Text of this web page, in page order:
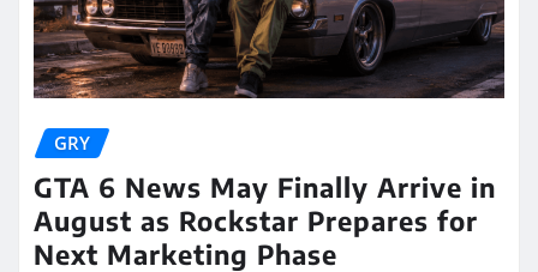
GRY
GTA 6 News May Finally Arrive in
August as Rockstar Prepares for
Next Marketing Phase